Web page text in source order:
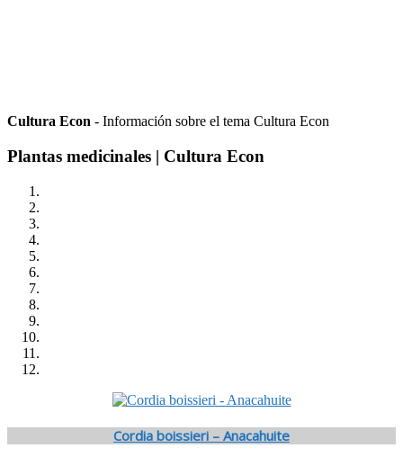
Cultura Econ - Información sobre el tema Cultura Econ
Plantas medicinales | Cultura Econ
Cordia boissieri – Anacahuite